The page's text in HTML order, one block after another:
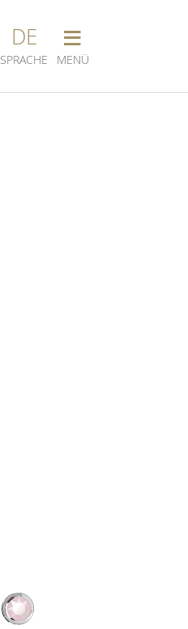
DE
SPRACHE
≡
MENÜ